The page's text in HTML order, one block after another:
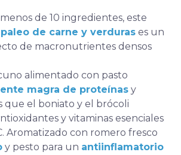
de 10 ingredientes, este
de carne y verduras es un
de macronutrientes densos
alimentado con pasto
magra de proteínas y
que el boniato y el brócoli
y vitaminas esenciales
Aromatizado con romero fresco
y pesto para un antiinflamatorio